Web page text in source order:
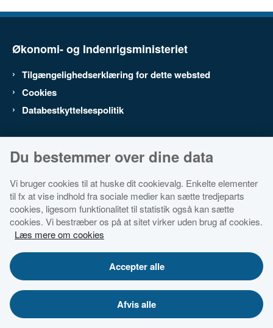
Økonomi- og Indenrigsministeriet
Tilgængelighedserklæring for dette websted
Cookies
Databestkyttelsespolitik
Du bestemmer over dine data
Vi bruger cookies til at huske dit cookievalg. Enkelte elementer
til fx at vise indhold fra sociale medier kan sætte tredjeparts
cookies, ligesom funktionalitet til statistik også kan sætte
cookies. Vi bestræber os på at sitet virker uden brug af cookies.
Læs mere om cookies
Accepter alle
Afvis alle